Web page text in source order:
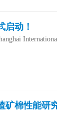
启动！
矿棉性能研